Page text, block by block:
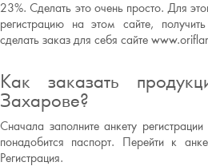
23%. Сделать это очень просто. Для
регистрацию на этом сайте,
сделать заказ для себя сайте
Как заказать
Захарове?
Сначала заполните анкету
понадобится паспорт. Перейти к
Регистрация.